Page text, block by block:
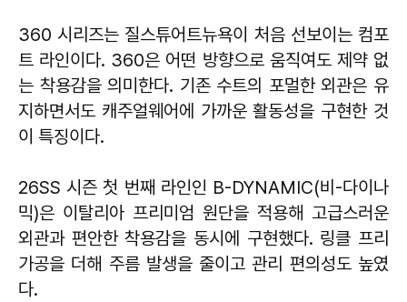
360 시리즈는 질스튜어트뉴욕이 처음 선보이는 컴포
트 라인이다. 360은 어떤 방향으로 움직여도 제약 없
는 착용감을 의미한다. 기존 수트의 포멀한 외관은 유
지하면서도 캐주얼웨어에 가까운 활동성을 구현한 것
이 특징이다.
26SS 시즌 첫 번째 라인인 B-DYNAMIC(비-다이나
믹)은 이탈리아 프리미엄 원단을 적용해 고급스러운
외관과 편안한 착용감을 동시에 구현했다. 링클 프리
가공을 더해 주름 발생을 줄이고 관리 편의성도 높였
다.